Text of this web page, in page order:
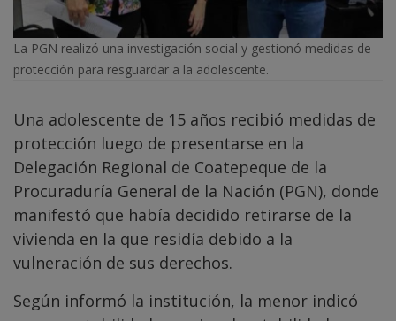
La PGN realizó una investigación social y gestionó medidas de
protección para resguardar a la adolescente.
Una adolescente de 15 años recibió medidas de
protección luego de presentarse en la
Delegación Regional de Coatepeque de la
Procuraduría General de la Nación (PGN), donde
manifestó que había decidido retirarse de la
vivienda en la que residía debido a la
vulneración de sus derechos.
Según informó la institución, la menor indicó